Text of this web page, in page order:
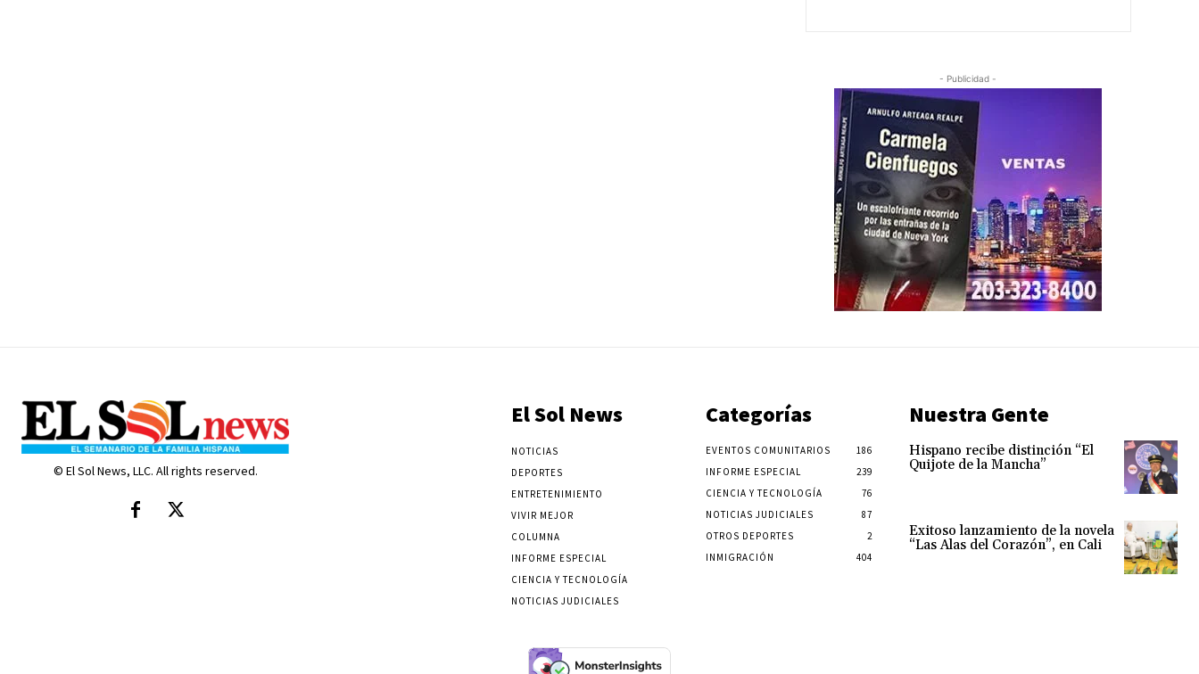
- Publicidad -
© El Sol News, LLC. All rights reserved.
El Sol News
NOTICIAS
DEPORTES
ENTRETENIMIENTO
VIVIR MEJOR
COLUMNA
INFORME ESPECIAL
CIENCIA Y TECNOLOGÍA
NOTICIAS JUDICIALES
Categorías
EVENTOS COMUNITARIOS
186
INFORME ESPECIAL
239
CIENCIA Y TECNOLOGÍA
76
NOTICIAS JUDICIALES
87
OTROS DEPORTES
2
INMIGRACIÓN
404
Nuestra Gente
Hispano recibe distinción “El
Quijote de la Mancha”
Exitoso lanzamiento de la novela
“Las Alas del Corazón”, en Cali